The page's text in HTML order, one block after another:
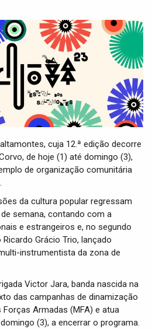
g
i
n
cuja 12.ª edição decorre
de hoje (1) até domingo (3),
de organização comunitária
da cultura popular regressam
semana, contando com a
e estrangeiros e, no segundo
Ricardo Grácio Trio, lançado
instrumentista da zona de
Victor Jara, banda nascida na
das campanhas de dinamização
Armadas (MFA) e atua
(3), a encerrar o programa.